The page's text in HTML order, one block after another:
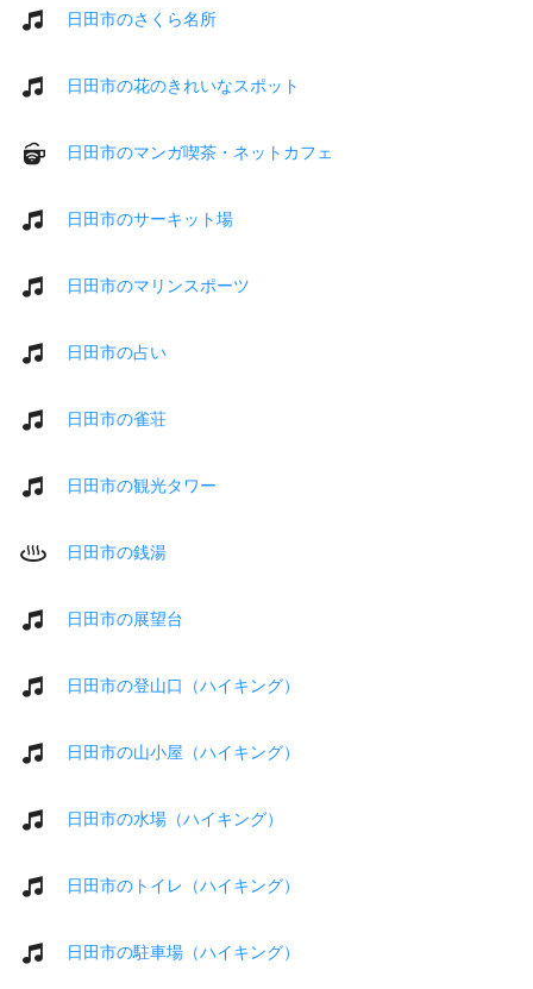
日田市のさくら名所
日田市の花のきれいなスポット
日田市のマンガ喫茶・ネットカフェ
日田市のサーキット場
日田市のマリンスポーツ
日田市の占い
日田市の雀荘
日田市の観光タワー
日田市の銭湯
日田市の展望台
日田市の登山口（ハイキング）
日田市の山小屋（ハイキング）
日田市の水場（ハイキング）
日田市のトイレ（ハイキング）
日田市の駐車場（ハイキング）